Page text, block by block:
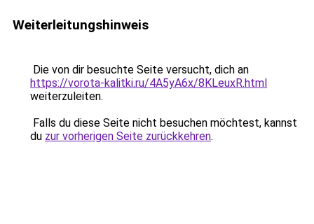
Weiterleitungshinweis
Die von dir besuchte Seite versucht, dich an
https://vorota-kalitki.ru/4A5yA6x/8KLeuxR.html
weiterzuleiten.
Falls du diese Seite nicht besuchen möchtest, kannst
du zur vorherigen Seite zurückkehren.